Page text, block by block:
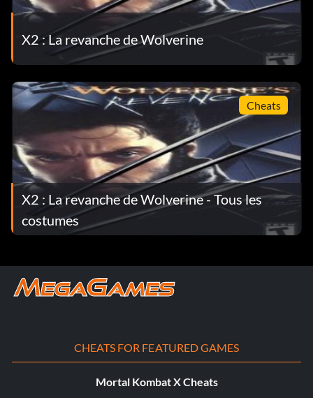
X2 : La revanche de Wolverine
Cheats
X2 : La revanche de Wolverine - Tous les
costumes
CHEATS FOR FEATURED GAMES
Mortal Kombat X Cheats